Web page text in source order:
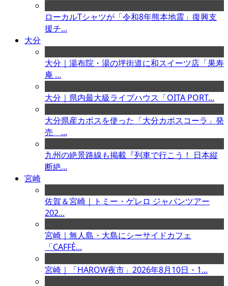
ローカルTシャツが「令和8年熊本地震」復興支
援チ...
大分
大分｜湯布院・湯の坪街道に和スイーツ店「果寿
庵 ...
大分｜県内最大級ライブハウス「OITA PORT...
大分県産カボスを使った「大分カボスコーラ」発
売 ...
九州の絶景路線も掲載『列車で行こう！ 日本縦
断絶...
宮崎
佐賀＆宮崎｜トミー・ゲレロ ジャパンツアー
202...
宮崎｜無人島・大島にシーサイドカフェ
「CAFFÈ...
宮崎｜「HAROW夜市」2026年8月10日・1...